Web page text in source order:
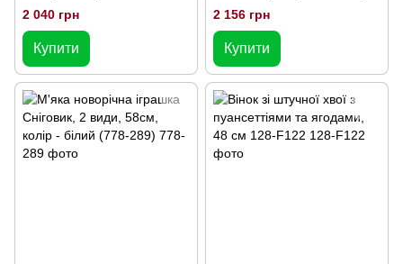
2 040 грн
Купити
пакованні 1 шт. (778-259)
2 156 грн
Купити